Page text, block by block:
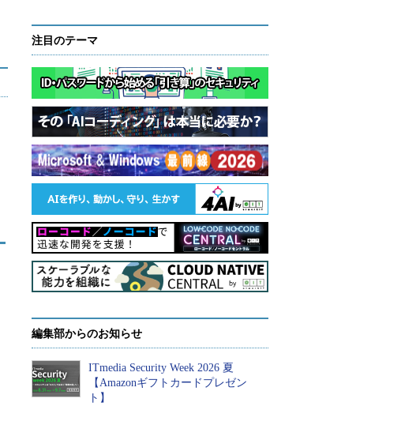
注目のテーマ
編集部からのお知らせ
ITmedia Security Week 2026 夏
【Amazonギフトカードプレゼン
ト】